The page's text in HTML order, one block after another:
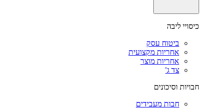
כיסויי ליבה
ביטוח עסק
אחריות מקצועית
אחריות מוצר
צד ג'
חבויות וסיכונים
חבות מעבידים